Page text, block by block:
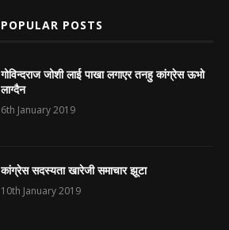
POPULAR POSTS
गोविन्दराज जोशी लाई पाखा लगाएर तनहु कांग्रेस ऊभो
लाग्दैन
6th January 2019
कांग्रेस सदस्यता खारेजी समाचार झूटा
10th January 2019